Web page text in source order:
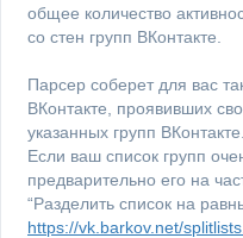
общее количество
со стен групп ВКонтакте.
Парсер соберет для вас
ВКонтакте, проявивших
указанных групп ВКонтакте.
Если ваш список групп
предварительно его на
“Разделить список на
https://vk.barkov.net/